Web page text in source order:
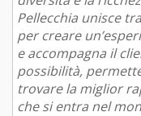
Pellecchia unisce
per creare
e accompagna il
possibilità,
trovare la miglior
che si entra nel